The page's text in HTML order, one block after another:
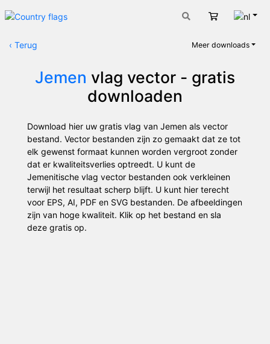
Winkelwagen
‹ Terug Meer downloads
Jemen vlag vector - gratis
downloaden
Download hier uw gratis vlag van Jemen als vector
bestand. Vector bestanden zijn zo gemaakt dat ze tot
elk gewenst formaat kunnen worden vergroot zonder
dat er kwaliteitsverlies optreedt. U kunt de
Jemenitische vlag vector bestanden ook verkleinen
terwijl het resultaat scherp blijft. U kunt hier terecht
voor EPS, AI, PDF en SVG bestanden. De afbeeldingen
zijn van hoge kwaliteit. Klik op het bestand en sla
deze gratis op.